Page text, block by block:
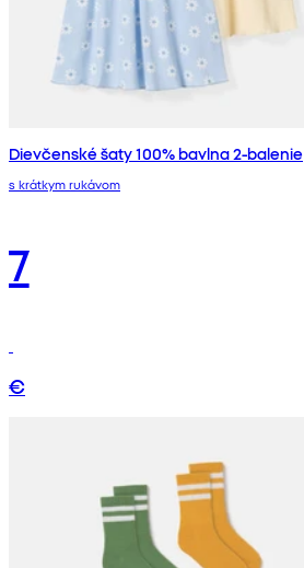
Dievčenské šaty 100% bavlna 2-balenie
s krátkym rukávom
7
€